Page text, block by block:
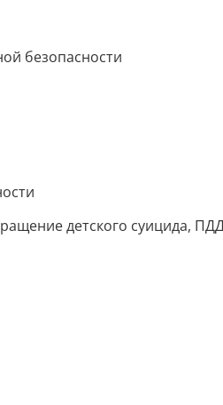
безопасности
детского суицида,